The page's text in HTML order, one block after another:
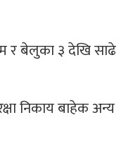
र बेलुका ३ देखि साढे
निकाय बाहेक अन्य